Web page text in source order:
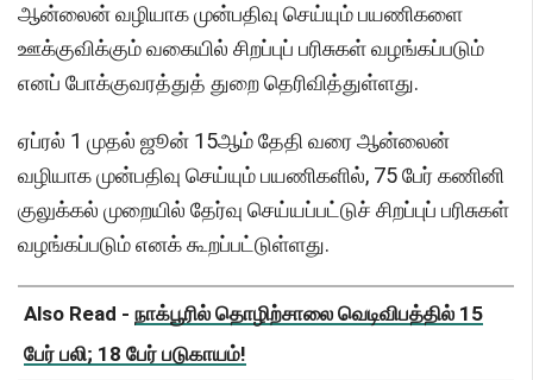
ஆன்லைன் வழியாக முன்பதிவு செய்யும் பயணிகளை
ஊக்குவிக்கும் வகையில் சிறப்புப் பரிசுகள் வழங்கப்படும்
எனப் போக்குவரத்துத் துறை தெரிவித்துள்ளது.
ஏப்ரல் 1 முதல் ஜூன் 15ஆம் தேதி வரை ஆன்லைன்
வழியாக முன்பதிவு செய்யும் பயணிகளில், 75 பேர் கணினி
குலுக்கல் முறையில் தேர்வு செய்யப்பட்டுச் சிறப்புப் பரிசுகள்
வழங்கப்படும் எனக் கூறப்பட்டுள்ளது.
Also Read - நாக்பூரில் தொழிற்சாலை வெடிவிபத்தில் 15
பேர் பலி; 18 பேர் படுகாயம்!